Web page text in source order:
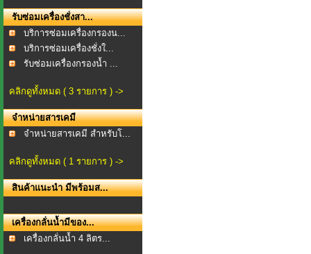
รับซ่อมเครื่องชั่งสา...
บริการซ่อมเครื่องกรองน...
บริการซ่อมเครื่องชั่งใ...
รับซ่อมเครื่องกรองน้ำ ...
คลิกดูทั้งหมด ( 3 รายการ ) ->
จำหน่ายสารเคมี
จำหน่ายสารเคมี สำหรับโ...
คลิกดูทั้งหมด ( 1 รายการ ) ->
สินค้าแนะนำ มีพร้อมส...
เครื่องกลั่นน้ำมีของ...
เครื่องกลั่นน้ำ 4 ลิตร...